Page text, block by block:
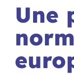
Une